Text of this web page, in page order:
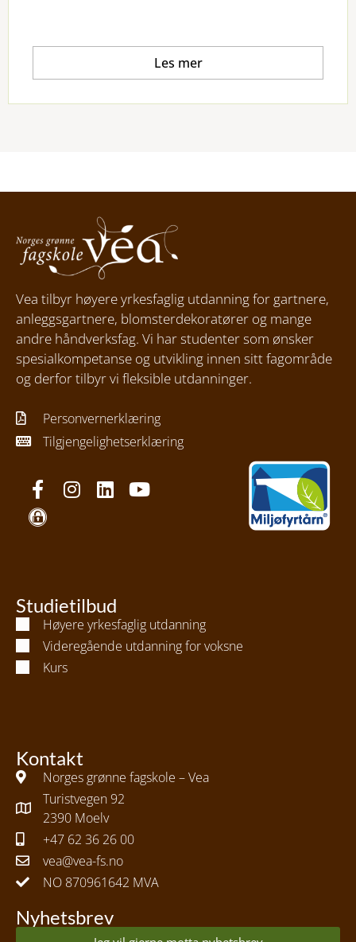
Les mer
Vea tilbyr høyere yrkesfaglig utdanning for gartnere,
anleggsgartnere, blomsterdekoratører og mange
andre håndverksfag. Vi har studenter som ønsker
spesialkompetanse og utvikling innen sitt fagområde
og derfor tilbyr vi fleksible utdanninger.
Personvernerklæring
Tilgjengelighetserklæring
Studietilbud
Høyere yrkesfaglig utdanning
Videregående utdanning for voksne
Kurs
Kontakt
Norges grønne fagskole – Vea
Turistvegen 92
2390 Moelv
+47 62 36 26 00
vea@vea-fs.no
NO 870961642 MVA
Nyhetsbrev